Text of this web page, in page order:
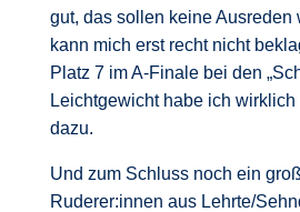
gut, das sollen keine Ausreden
kann mich erst recht nicht
Platz 7 im A-Finale bei den
Leichtgewicht habe ich wirklich
dazu.
Und zum Schluss noch ein
Ruderer:innen aus Lehrte/